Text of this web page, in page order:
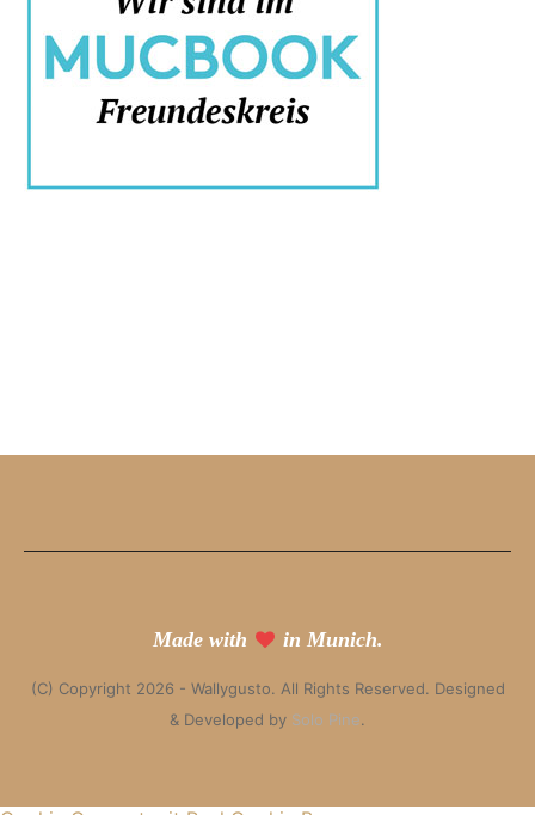
Made with in Munich.
(C) Copyright 2026 - Wallygusto. All Rights Reserved. Designed
& Developed by Solo Pine.